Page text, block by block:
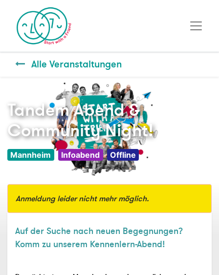
Alle Veranstaltungen
Tandem Abend &
Community Night!
Mannheim Infoabend Offline
Anmeldung leider nicht mehr möglich.
Auf der Suche nach neuen Begegnungen?
Komm zu unserem Kennenlern-Abend!